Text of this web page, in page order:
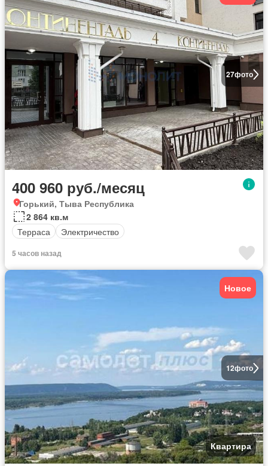
27фото
400 960 руб./месяц
Горький, Тыва Республика
2 864 кв.м
Терраса
Электричество
5 часов назад
12фото
Новое
Квартира